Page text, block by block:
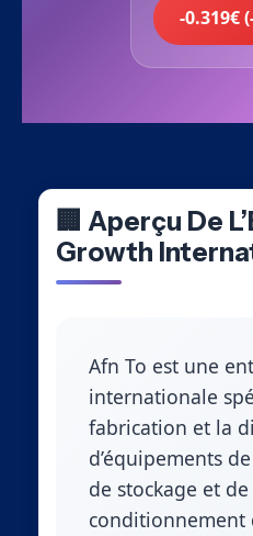
-0.319€
🏢 Aperçu De
Growth
Afn To est une
internationale
fabrication et la
d’équipements
de stockage et de
conditionnement